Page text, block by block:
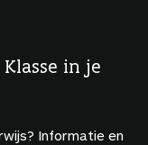
in je
Informatie en